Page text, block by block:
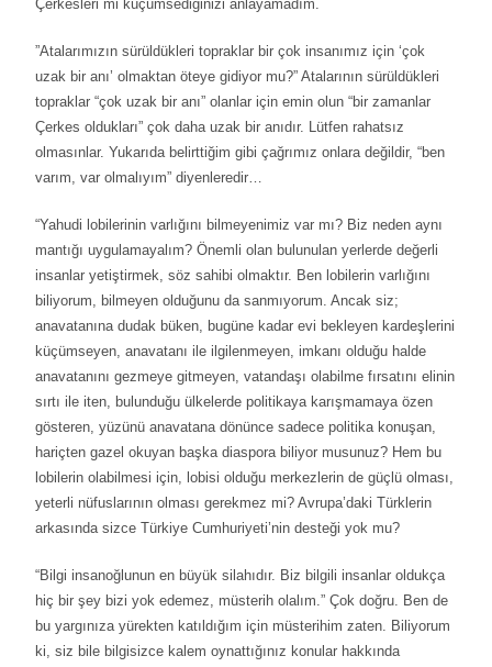
Çerkesleri mi küçümsediğinizi anlayamadım.
”Atalarımızın sürüldükleri topraklar bir çok insanımız için ‘çok
uzak bir anı’ olmaktan öteye gidiyor mu?” Atalarının sürüldükleri
topraklar “çok uzak bir anı” olanlar için emin olun “bir zamanlar
Çerkes oldukları” çok daha uzak bir anıdır. Lütfen rahatsız
olmasınlar. Yukarıda belirttiğim gibi çağrımız onlara değildir, “ben
varım, var olmalıyım” diyenleredir…
“Yahudi lobilerinin varlığını bilmeyenimiz var mı? Biz neden aynı
mantığı uygulamayalım? Önemli olan bulunulan yerlerde değerli
insanlar yetiştirmek, söz sahibi olmaktır. Ben lobilerin varlığını
biliyorum, bilmeyen olduğunu da sanmıyorum. Ancak siz;
anavatanına dudak büken, bugüne kadar evi bekleyen kardeşlerini
küçümseyen, anavatanı ile ilgilenmeyen, imkanı olduğu halde
anavatanını gezmeye gitmeyen, vatandaşı olabilme fırsatını elinin
sırtı ile iten, bulunduğu ülkelerde politikaya karışmamaya özen
gösteren, yüzünü anavatana dönünce sadece politika konuşan,
hariçten gazel okuyan başka diaspora biliyor musunuz? Hem bu
lobilerin olabilmesi için, lobisi olduğu merkezlerin de güçlü olması,
yeterli nüfuslarının olması gerekmez mi? Avrupa’daki Türklerin
arkasında sizce Türkiye Cumhuriyeti’nin desteği yok mu?
“Bilgi insanoğlunun en büyük silahıdır. Biz bilgili insanlar oldukça
hiç bir şey bizi yok edemez, müsterih olalım.” Çok doğru. Ben de
bu yargınıza yürekten katıldığım için müsterihim zaten. Biliyorum
ki, siz bile bilgisizce kalem oynattığınız konular hakkında